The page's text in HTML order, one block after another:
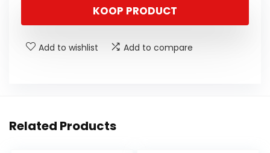
KOOP PRODUCT
Add to wishlist Add to compare
Related Products